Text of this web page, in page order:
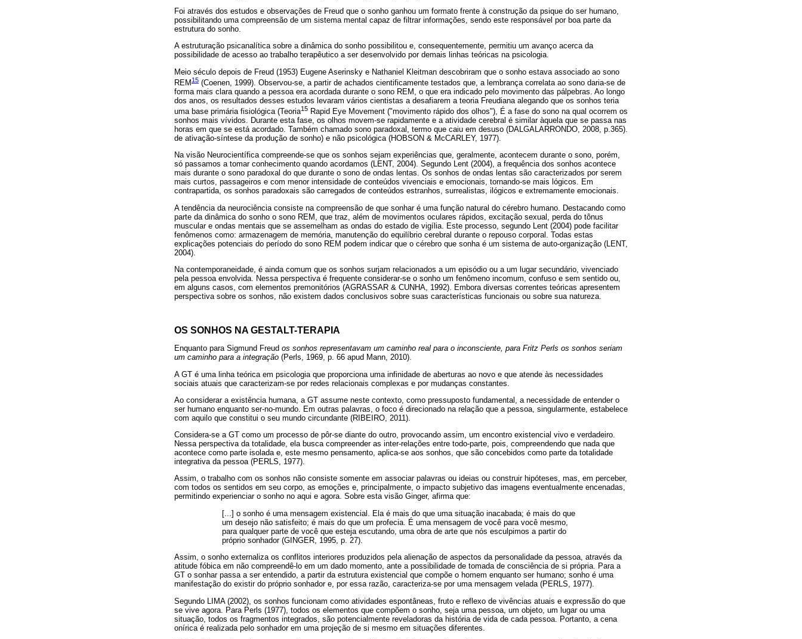
Foi através dos estudos e observações de Freud que o sonho ganhou um formato frente à construção da psique do ser humano,
possibilitando uma compreensão de um sistema mental capaz de filtrar informações, sendo este responsável por boa parte da
estrutura do sonho.
A estruturação psicanalítica sobre a dinâmica do sonho possibilitou e, consequentemente, permitiu um avanço acerca da
possibilidade de acesso ao trabalho terapêutico a ser desenvolvido por demais linhas teóricas na psicologia.
Meio século depois de Freud (1953) Eugene Aserinsky e Nathaniel Kleitman descobriram que o sonho estava associado ao sono
REM 15 (Coenen, 1999). Observou-se, a partir de achados cientificamente testados que, a lembrança correlata ao sono daria-se de
forma mais clara quando a pessoa era acordada durante o sono REM, o que era indicado pelo movimento das pálpebras. Ao longo
dos anos, os resultados desses estudos levaram vários cientistas a desafiarem a teoria Freudiana alegando que os sonhos teria
uma base primária fisiológica (Teoria15 Rapid Eye Movement ("movimento rápido dos olhos"), É a fase do sono na qual ocorrem os
sonhos mais vívidos. Durante esta fase, os olhos movem-se rapidamente e a atividade cerebral é similar àquela que se passa nas
horas em que se está acordado. Também chamado sono paradoxal, termo que caiu em desuso (DALGALARRONDO, 2008, p.365).
de ativação-síntese da produção de sonho) e não psicológica (HOBSON & McCARLEY, 1977).
Na visão Neurocientífica compreende-se que os sonhos sejam experiências que, geralmente, acontecem durante o sono, porém,
só passamos a tomar conhecimento quando acordamos (LENT, 2004). Segundo Lent (2004), a frequência dos sonhos acontece
mais durante o sono paradoxal do que durante o sono de ondas lentas. Os sonhos de ondas lentas são caracterizados por serem
mais curtos, passageiros e com menor intensidade de conteúdos vivenciais e emocionais, tornando-se mais lógicos. Em
contrapartida, os sonhos paradoxais são carregados de conteúdos estranhos, surrealistas, ilógicos e extremamente emocionais.
A tendência da neurociência consiste na compreensão de que sonhar é uma função natural do cérebro humano. Destacando como
parte da dinâmica do sonho o sono REM, que traz, além de movimentos oculares rápidos, excitação sexual, perda do tônus
muscular e ondas mentais que se assemelham as ondas do estado de vigília. Este processo, segundo Lent (2004) pode facilitar
fenômenos como: armazenagem de memória, manutenção do equilíbrio cerebral durante o repouso corporal. Todas estas
explicações potenciais do período do sono REM podem indicar que o cérebro que sonha é um sistema de auto-organização (LENT,
2004).
Na contemporaneidade, é ainda comum que os sonhos surjam relacionados a um episódio ou a um lugar secundário, vivenciado
pela pessoa envolvida. Nessa perspectiva é frequente considerar-se o sonho um fenômeno incomum, confuso e sem sentido ou,
em alguns casos, com elementos premonitórios (AGRASSAR & CUNHA, 1992). Embora diversas correntes teóricas apresentem
perspectiva sobre os sonhos, não existem dados conclusivos sobre suas características funcionais ou sobre sua natureza.
OS SONHOS NA GESTALT-TERAPIA
Enquanto para Sigmund Freud os sonhos representavam um caminho real para o inconsciente, para Fritz Perls os sonhos seriam
um caminho para a integração (Perls, 1969, p. 66 apud Mann, 2010).
A GT é uma linha teórica em psicologia que proporciona uma infinidade de aberturas ao novo e que atende às necessidades
sociais atuais que caracterizam-se por redes relacionais complexas e por mudanças constantes.
Ao considerar a existência humana, a GT assume neste contexto, como pressuposto fundamental, a necessidade de entender o
ser humano enquanto ser-no-mundo. Em outras palavras, o foco é direcionado na relação que a pessoa, singularmente, estabelece
com aquilo que constitui o seu mundo circundante (RIBEIRO, 2011).
Considera-se a GT como um processo de pôr-se diante do outro, provocando assim, um encontro existencial vivo e verdadeiro.
Nessa perspectiva da totalidade, ela busca compreender as inter-relações entre todo-parte, pois, compreendendo que nada que
acontece como parte isolada e, este mesmo pensamento, aplica-se aos sonhos, que são concebidos como parte da totalidade
integrativa da pessoa (PERLS, 1977).
Assim, o trabalho com os sonhos não consiste somente em associar palavras ou ideias ou construir hipóteses, mas, em perceber,
com todos os sentidos em seu corpo, as emoções e, principalmente, o impacto subjetivo das imagens eventualmente encenadas,
permitindo experienciar o sonho no aqui e agora. Sobre esta visão Ginger, afirma que:
[...] o sonho é uma mensagem existencial. Ela é mais do que uma situação inacabada; é mais do que
um desejo não satisfeito; é mais do que um profecia. É uma mensagem de você para você mesmo,
para qualquer parte de você que esteja escutando, uma obra de arte que nós esculpimos a partir do
próprio sonhador (GINGER, 1995, p. 27).
Assim, o sonho externaliza os conflitos interiores produzidos pela alienação de aspectos da personalidade da pessoa, através da
atitude fóbica em não compreendê-lo em um dado momento, ante a possibilidade de tomada de consciência de si própria. Para a
GT o sonhar passa a ser entendido, a partir da estrutura existencial que compõe o homem enquanto ser humano; sonho é uma
manifestação do existir do próprio sonhador e, por essa razão, caracteriza-se por uma mensagem velada (PERLS, 1977).
Segundo LIMA (2002), os sonhos funcionam como atividades espontâneas, fruto e reflexo de vivências atuais e expressão do que
se vive agora. Para Perls (1977), todos os elementos que compõem o sonho, seja uma pessoa, um objeto, um lugar ou uma
situação, todos os fragmentos integrados, são potencialmente reveladoras da história de vida de cada pessoa. Portanto, a cena
onírica é realizada pelo sonhador em uma projeção de si mesmo em situações diferentes.